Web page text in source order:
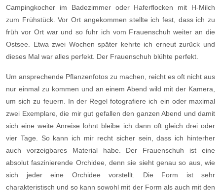
Campingkocher im Badezimmer oder Haferflocken mit H-Milch
zum Frühstück. Vor Ort angekommen stellte ich fest, dass ich zu
früh vor Ort war und so fuhr ich vom Frauenschuh weiter an die
Ostsee. Etwa zwei Wochen später kehrte ich erneut zurück und
dieses Mal war alles perfekt. Der Frauenschuh blühte perfekt.
Um ansprechende Pflanzenfotos zu machen, reicht es oft nicht aus
nur einmal zu kommen und an einem Abend wild mit der Kamera,
um sich zu feuern. In der Regel fotografiere ich ein oder maximal
zwei Exemplare, die mir gut gefallen den ganzen Abend und damit
sich eine weite Anreise lohnt bleibe ich dann oft gleich drei oder
vier Tage. So kann ich mir recht sicher sein, dass ich hinterher
auch vorzeigbares Material habe. Der Frauenschuh ist eine
absolut faszinierende Orchidee, denn sie sieht genau so aus, wie
sich jeder eine Orchidee vorstellt. Die Form ist sehr
charakteristisch und so kann sowohl mit der Form als auch mit den